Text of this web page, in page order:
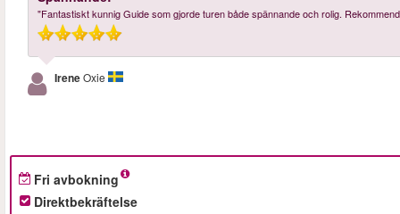
"Fantastiskt kunnig Guide som gjorde turen både spännande och rolig.
IreneOxie
Fri avbokning
Direktbekräftelse